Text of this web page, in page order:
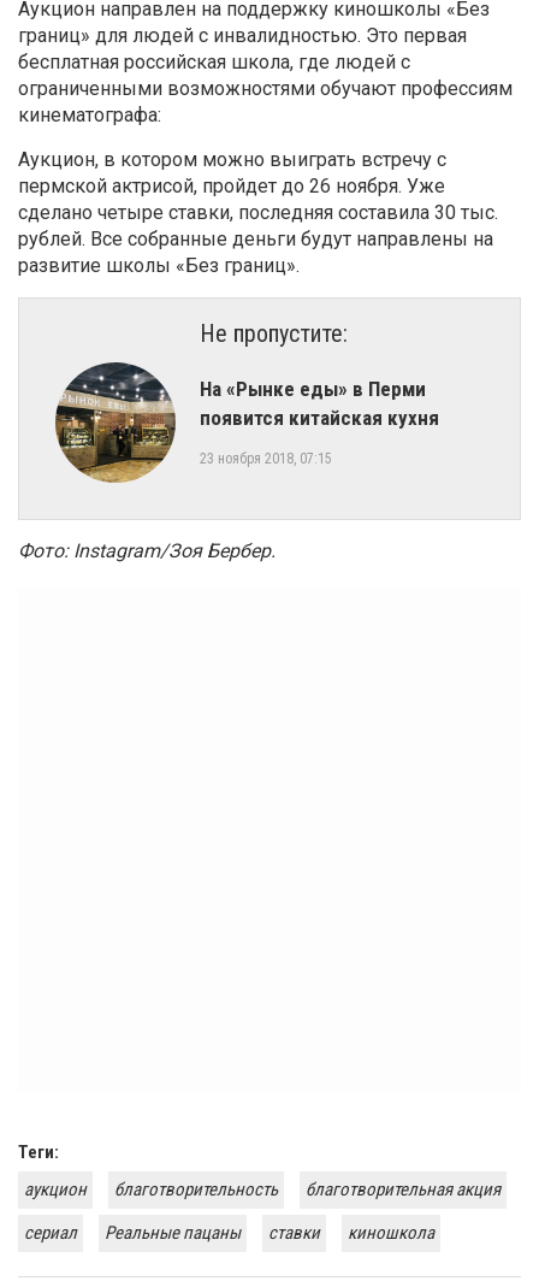
Аукцион направлен на поддержку киношколы «Без
границ» для людей с инвалидностью. Это первая
бесплатная российская школа, где людей с
ограниченными возможностями обучают профессиям
кинематографа:
Аукцион, в котором можно выиграть встречу с
пермской актрисой, пройдет до 26 ноября. Уже
сделано четыре ставки, последняя составила 30 тыс.
рублей. Все собранные деньги будут направлены на
развитие школы «Без границ».
Не пропустите:
На «Рынке еды» в Перми
появится китайская кухня
23 ноября 2018, 07:15
Фото: Instagram/Зоя Бербер.
Теги:
аукцион
благотворительность
благотворительная акция
сериал
Реальные пацаны ставки киношкола